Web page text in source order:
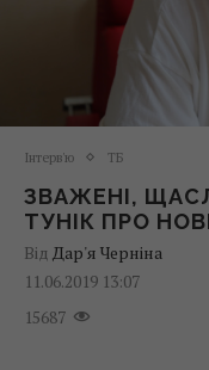
Інтерв'ю ТБ
ЗВАЖЕНІ,
ТУНІК ПРО
Від Дар'я Черніна
11.06.2019 13:07
15687